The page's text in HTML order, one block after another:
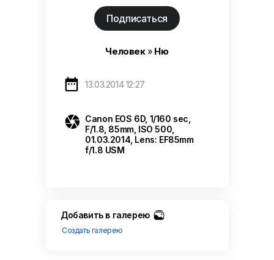
Подписаться
Человек» Ню
 13.03.2014 12:27
 Canon EOS 6D, 1/160 sec,
F/1.8, 85mm, ISO 500,
01.03.2014, Lens: EF85mm
f/1.8 USM
Добавить в галерею
Создать галерею